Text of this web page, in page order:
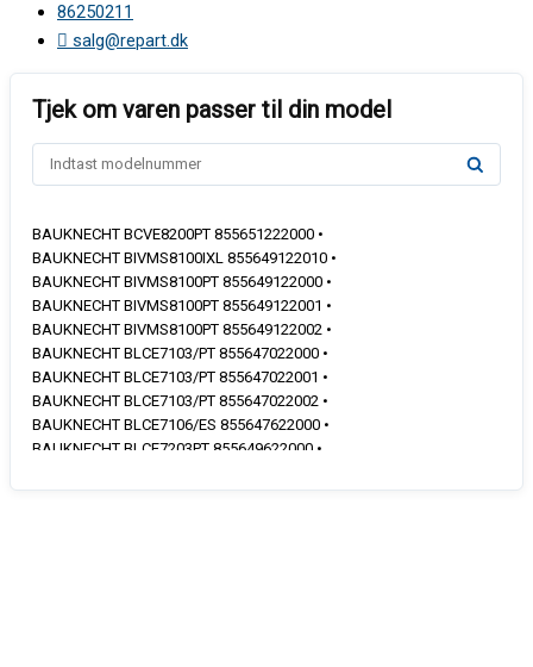
86250211
salg@repart.dk
BAUKNECHT BCVE8200PT 855651222000 •
BAUKNECHT BIVMS8100IXL 855649122010 •
BAUKNECHT BIVMS8100PT 855649122000 •
BAUKNECHT BIVMS8100PT 855649122001 •
BAUKNECHT BIVMS8100PT 855649122002 •
BAUKNECHT BLCE7103/PT 855647022000 •
BAUKNECHT BLCE7103/PT 855647022001 •
BAUKNECHT BLCE7103/PT 855647022002 •
BAUKNECHT BLCE7106/ES 855647622000 •
BAUKNECHT BLCE7203PT 855649622000 •
BAUKNECHT BLCES8250IN 855650122100 •